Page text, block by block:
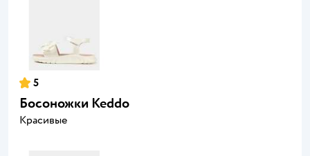
5
Босоножки Keddo
Красивые